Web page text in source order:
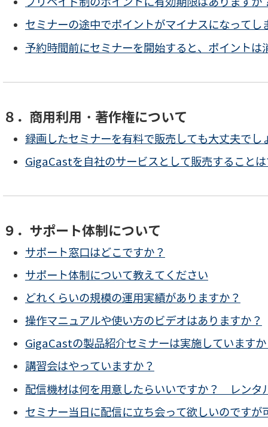
セミナーの途中でポイントがマイナスになってし
予約時間前にセミナーを開始すると、ポイントは
８．商用利用・著作権について
録画したセミナーを有料で販売しても大丈夫でし
GigaCastを自社のサービスとして販売すること
９．サポート体制について
サポート窓口はどこですか？
サポート体制について教えてください
どれくらいの規模の運用実績がありますか？
操作マニュアルや使い方のビデオはありますか？
GigaCastの製品紹介セミナーは実施しています
講習会はやっていますか？
配信機材は何を用意したらいいですか？ レンタ
セミナー当日に配信に立ち会って欲しいのですが